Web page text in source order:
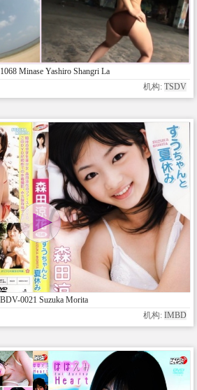
Minase Yashiro Shangri La
机构: TSDV
0021 Suzuka Morita
机构: IMBD